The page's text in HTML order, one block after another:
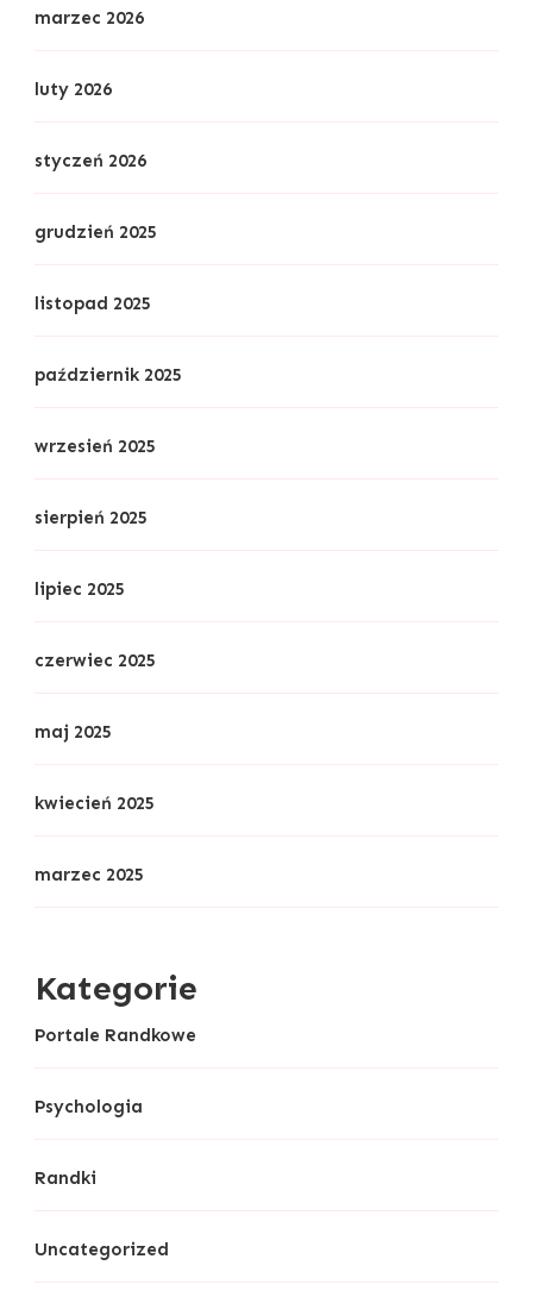
marzec 2026
luty 2026
styczeń 2026
grudzień 2025
listopad 2025
październik 2025
wrzesień 2025
sierpień 2025
lipiec 2025
czerwiec 2025
maj 2025
kwiecień 2025
marzec 2025
Kategorie
Portale Randkowe
Psychologia
Randki
Uncategorized